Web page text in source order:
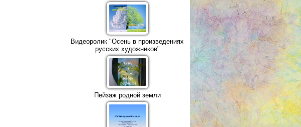
Видеоролик "Осень в произведениях
русских художников"
Пейзаж родной земли